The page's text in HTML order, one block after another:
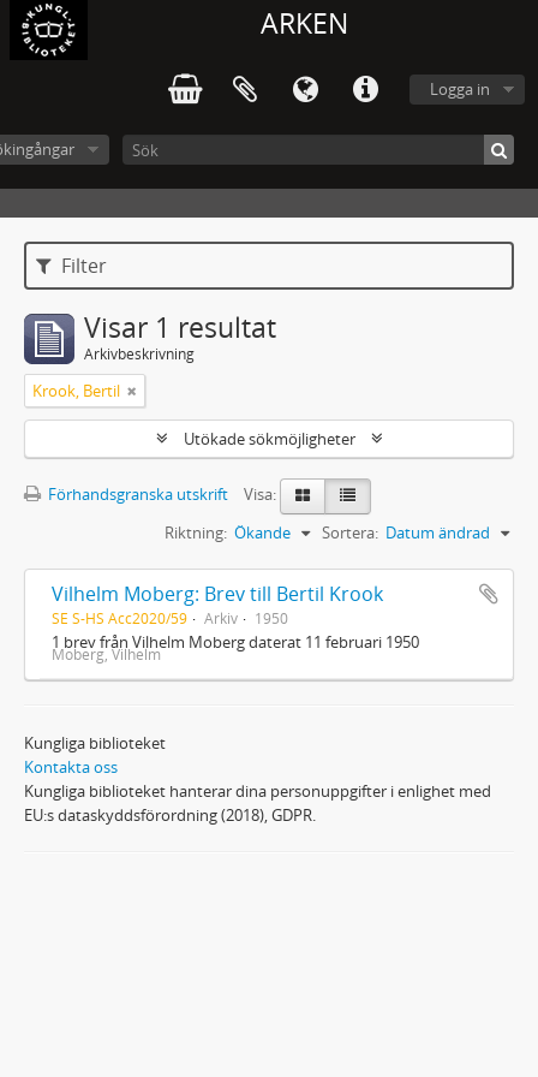
ARKEN
Logga in
Filter
Visar 1 resultat
Arkivbeskrivning
Krook, Bertil
Utökade sökmöjligheter
Förhandsgranska utskrift
Visa:
Sortera: Datum ändrad
Riktning: Ökande
Vilhelm Moberg: Brev till Bertil Krook
SE S-HS Acc2020/59 Arkiv 1950
1 brev från Vilhelm Moberg daterat 11 februari 1950
Moberg, Vilhelm
Kungliga biblioteket
Kontakta oss
Kungliga biblioteket hanterar dina personuppgifter i enlighet med
EU:s dataskyddsförordning (2018), GDPR.